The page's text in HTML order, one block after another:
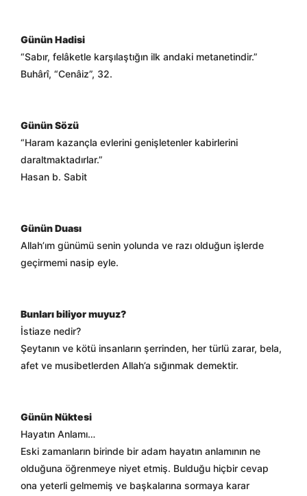
Günün Hadisi
“Sabır, felâketle karşılaştığın ilk andaki metanetindir.”
Buhârî, “Cenâiz”, 32.
Günün Sözü
“Haram kazançla evlerini genişletenler kabirlerini
daraltmaktadırlar.”
Hasan b. Sabit
Günün Duası
Allah’ım günümü senin yolunda ve razı olduğun işlerde
geçirmemi nasip eyle.
Bunları biliyor muyuz?
İstiaze nedir?
Şeytanın ve kötü insanların şerrinden, her türlü zarar, bela,
afet ve musibetlerden Allah’a sığınmak demektir.
Günün Nüktesi
Hayatın Anlamı…
Eski zamanların birinde bir adam hayatın anlamının ne
olduğuna öğrenmeye niyet etmiş. Bulduğu hiçbir cevap
ona yeterli gelmemiş ve başkalarına sormaya karar